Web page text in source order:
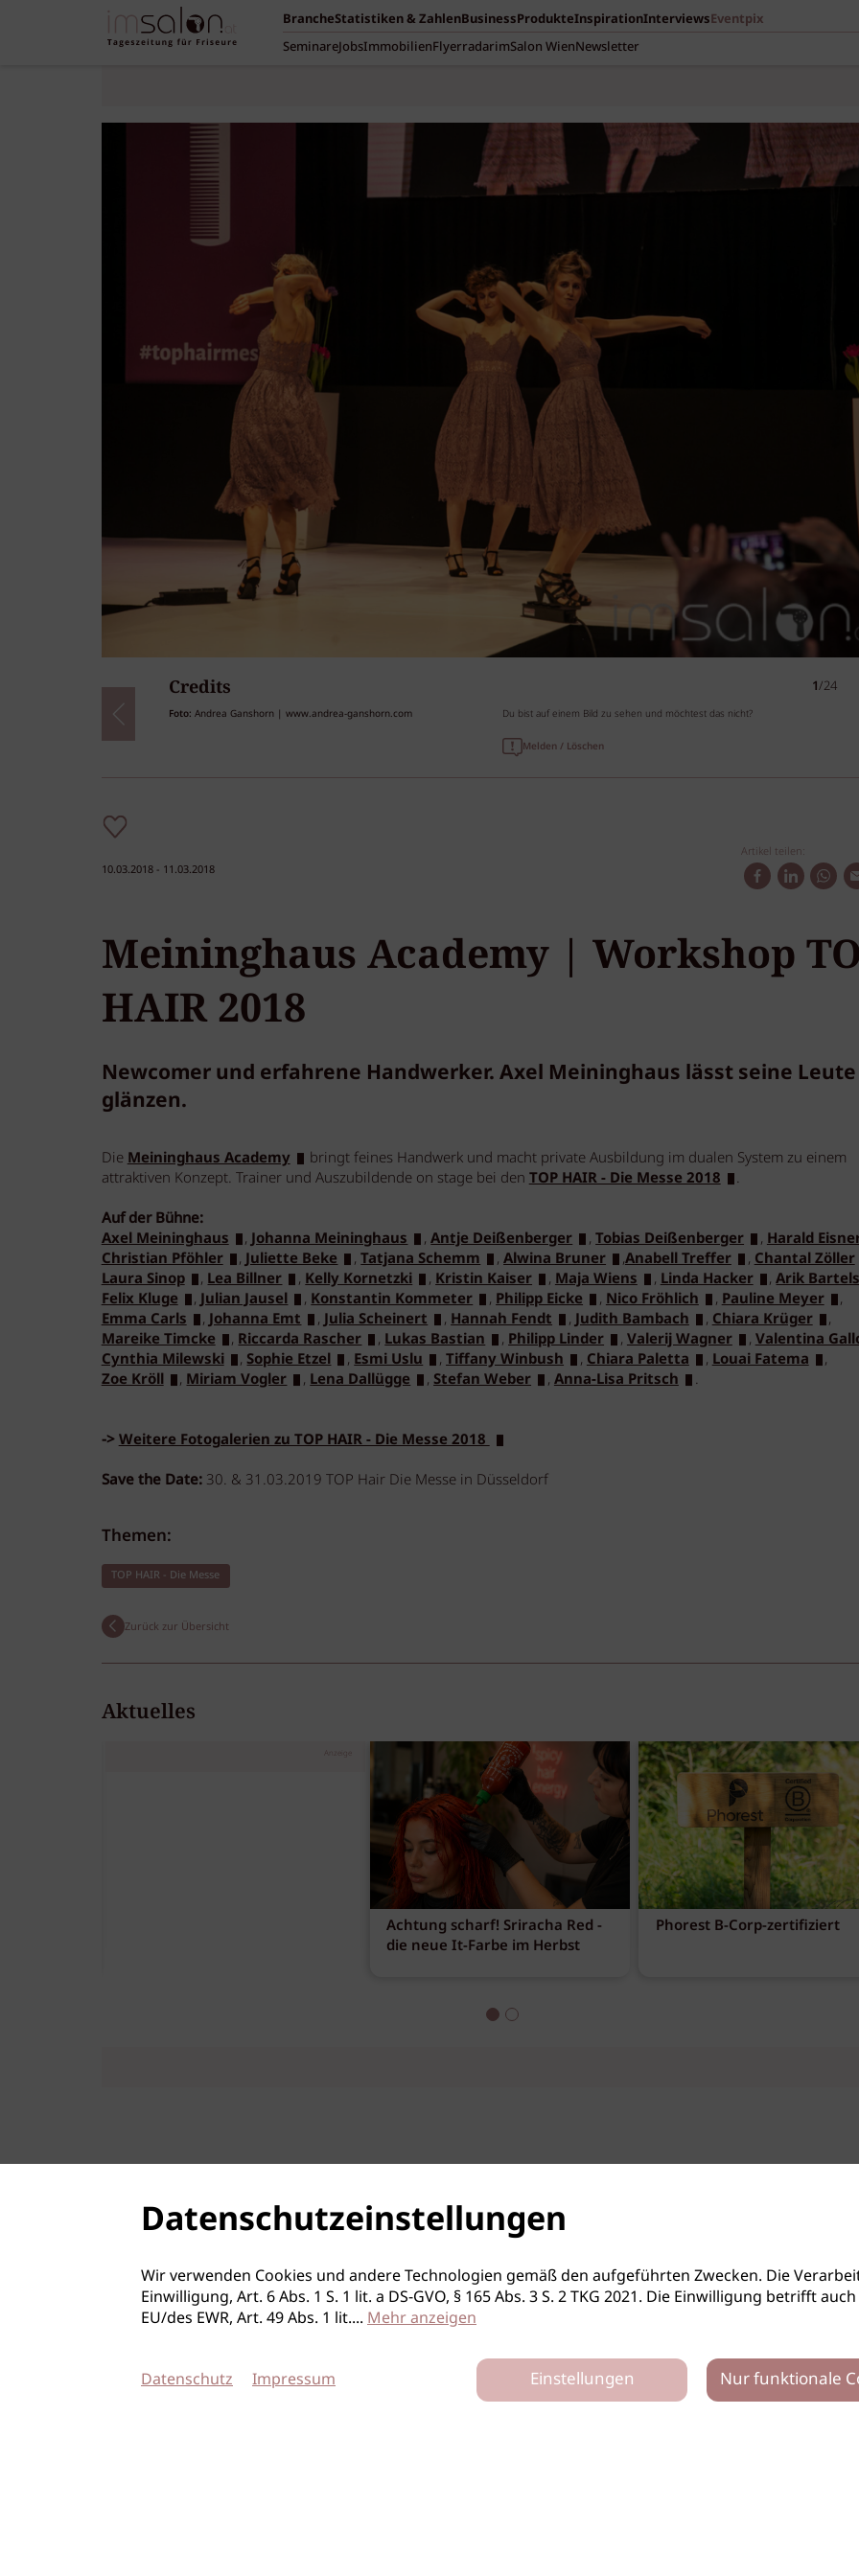
BrancheStatistiken & ZahlenBusinessProdukteInspirationInterviewsEventpix
SeminareJobsImmobilienFlyerradarimSalon WienNewsletter
Credits 1/24
Foto: Andrea Ganshorn | www.andrea-ganshorn.com Du bist auf einem Bild zu sehen und möchtest das nicht?
Melden / Löschen
10.03.2018 - 11.03.2018
Artikel teilen:
Meininghaus Academy | Workshop
HAIR 2018
Newcomer und erfahrene Handwerker. Axel Meininghaus lässt seine Leute
glänzen.
DieMeininghaus Academy
bringt feines Handwerk und macht private Ausbildung im dualen System zu einem
attraktiven Konzept. Trainer und Auszubildende on stage bei den TOP HAIR - Die Messe 2018 .
Auf der Bühne:
Axel Meininghaus ,Johanna Meininghaus ,Antje Deißenberger ,Tobias Deißenberger , Harald
Christian Pföhler
,Juliette Beke ,Tatjana Schemm ,Alwina Bruner ,Anabell Treffer ,Chantal Zöller
Laura Sinop
,Lea Billner ,Kelly Kornetzki ,Kristin Kaiser , Maja Wiens ,Linda Hacker ,Arik
Felix Kluge
,Julian Jausel ,Konstantin Kommeter ,Philipp Eicke , Nico Fröhlich ,Pauline Meyer
,
Emma Carls
,Johanna Emt ,Julia Scheinert ,Hannah Fendt ,Judith Bambach ,Chiara Krüger
,
Mareike Timcke
,Riccarda Rascher ,Lukas Bastian ,Philipp Linder , Valerij Wagner ,Valentina
Cynthia Milewski
,Sophie Etzel ,Esmi Uslu ,Tiffany Winbush , Chiara Paletta ,Louai Fatema
,
Zoe Kröll
,Miriam Vogler ,Lena Dallügge ,Stefan Weber , Anna-Lisa Pritsch .
->Weitere Fotogalerien zu TOP HAIR - Die Messe 2018
Save the Date:30. & 31.03.2019 TOP Hair Die Messe in Düsseldorf
Themen:
TOP HAIR - Die Messe
Zurück zur Übersicht
Aktuelles
Anzeige
Achtung scharf! Sriracha Red -
die neue It-Farbe im Herbst
Phorest B-Corp-zertifiziert
Datenschutzeinstellungen
Wir verwenden Cookies und andere Technologien gemäß den aufgeführten Zwecken. Die
Einwilligung, Art. 6 Abs. 1 S. 1 lit. a DS-GVO, § 165 Abs. 3 S. 2 TKG 2021. Die Einwilligung betrifft
EU/des EWR, Art. 49 Abs. 1 lit.... Mehr anzeigen
Datenschutz Impressum Einstellungen Nur funktionale